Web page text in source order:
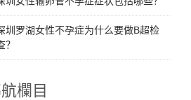
圳罗湖女性不孕症为什么要做B超检
？
欄目